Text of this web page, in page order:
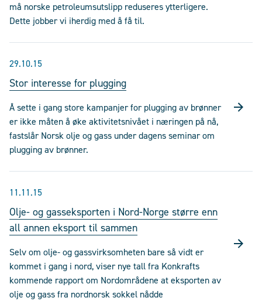
må norske petroleumsutslipp reduseres ytterligere.
Dette jobber vi iherdig med å få til.
29.10.15
Stor interesse for plugging
Å sette i gang store kampanjer for plugging av brønner
er ikke måten å øke aktivitetsnivået i næringen på nå,
fastslår Norsk olje og gass under dagens seminar om
plugging av brønner.
11.11.15
Olje- og gasseksporten i Nord-Norge større enn
all annen eksport til sammen
Selv om olje- og gassvirksomheten bare så vidt er
kommet i gang i nord, viser nye tall fra Konkrafts
kommende rapport om Nordområdene at eksporten av
olje og gass fra nordnorsk sokkel nådde